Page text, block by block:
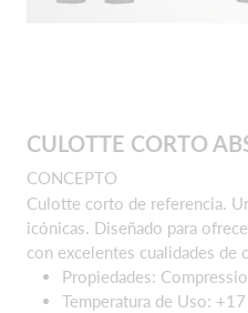
CULOTTE CORTO
CONCEPTO
Culotte corto de referencia.
icónicas. Diseñado para
con excelentes cualidades de
Propiedades:
Temperatura de Uso: